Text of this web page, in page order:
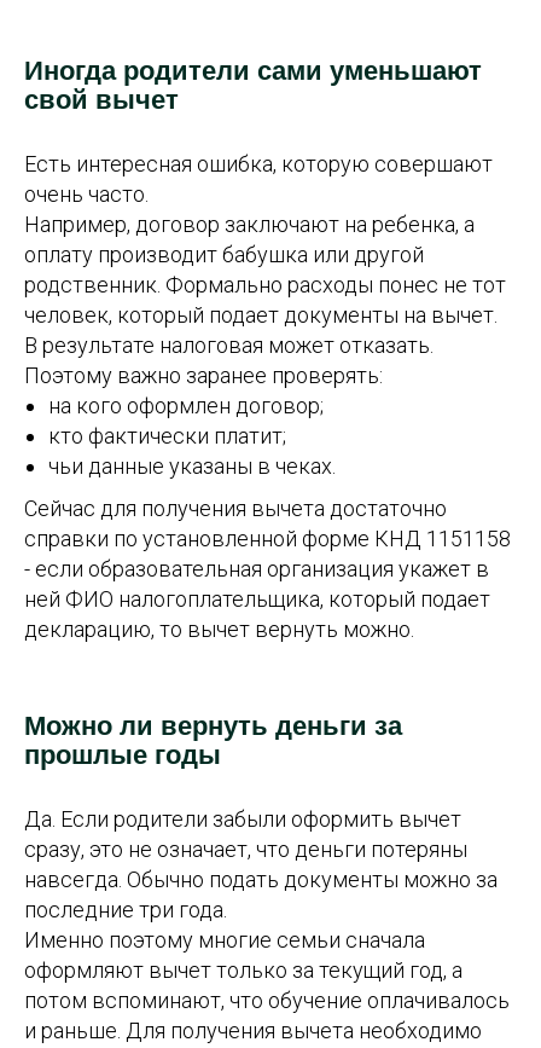
Иногда родители сами уменьшают
свой вычет
Есть интересная ошибка, которую совершают
очень часто.
Например, договор заключают на ребенка, а
оплату производит бабушка или другой
родственник. Формально расходы понес не тот
человек, который подает документы на вычет.
В результате налоговая может отказать.
Поэтому важно заранее проверять:
на кого оформлен договор;
кто фактически платит;
чьи данные указаны в чеках.
Сейчас для получения вычета достаточно
справки по установленной форме КНД 1151158
- если образовательная организация укажет в
ней ФИО налогоплательщика, который подает
декларацию, то вычет вернуть можно.
Можно ли вернуть деньги за
прошлые годы
Да. Если родители забыли оформить вычет
сразу, это не означает, что деньги потеряны
навсегда. Обычно подать документы можно за
последние три года.
Именно поэтому многие семьи сначала
оформляют вычет только за текущий год, а
потом вспоминают, что обучение оплачивалось
и раньше. Для получения вычета необходимо